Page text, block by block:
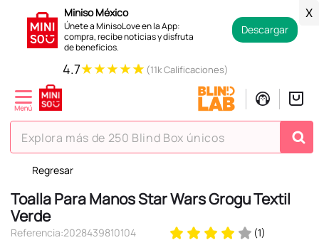
Miniso México
Únete a MinisoLove en la App:
compra, recibe noticias y disfruta
de beneficios.
Descargar
X
4.7★★★★★ (11k Calificaciones)
Explora más de 250 Blind Box únicos
Regresar
Toalla Para Manos Star Wars Grogu Textil
Verde
Referencia:2028439810104 (1)
TÉRMINOS MÁS BUSCADOS
1.
hello kitty
2.
spiderman